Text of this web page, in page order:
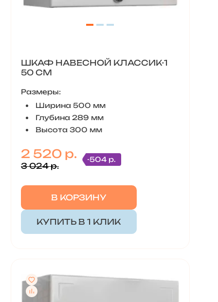
ШКАФ НАВЕСНОЙ КЛАССИК-1
50 СМ
Размеры:
Ширина 500 мм
Глубина 289 мм
Высота 300 мм
2 520 р.
3 024 р.
-504 р.
В КОРЗИНУ
КУПИТЬ В 1 КЛИК